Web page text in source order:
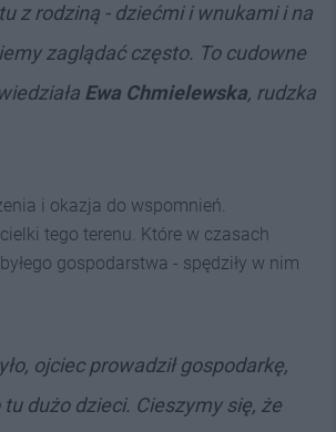
z rodziną - dziećmi i wnukami i na
zaglądać często. To cudowne
Ewa Chmielewska, rudzka
i okazja do wspomnień.
tego terenu. Które w czasach
gospodarstwa - spędziły w nim
ojciec prowadził gospodarkę,
tu dużo dzieci. Cieszymy się, że